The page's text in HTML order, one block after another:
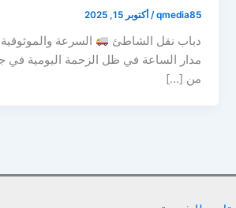
qmedia85
/أكتوبر 15, 2025
دباب نقل الشاطئ
السرعة
مدار الساعة في ظل الزحمة اليومية في
من […]